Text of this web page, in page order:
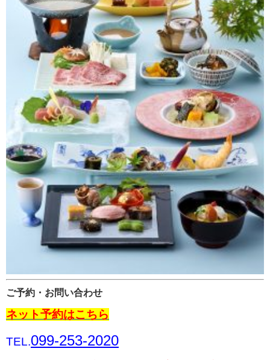
ご予約・お問い合わせ
ネット予約はこちら
TEL.099-253-2020